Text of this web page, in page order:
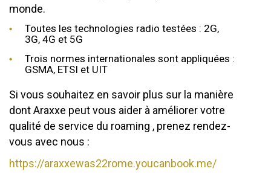
monde.
Toutes les technologies radio testées : 2G,
3G, 4G et 5G
Trois normes internationales sont appliquées :
GSMA, ETSI et UIT
Si vous souhaitez en savoir plus sur la manière
dont Araxxe peut vous aider à améliorer votre
qualité de service du roaming , prenez rendez-
vous avec nous :
https://araxxewas22rome.youcanbook.me/